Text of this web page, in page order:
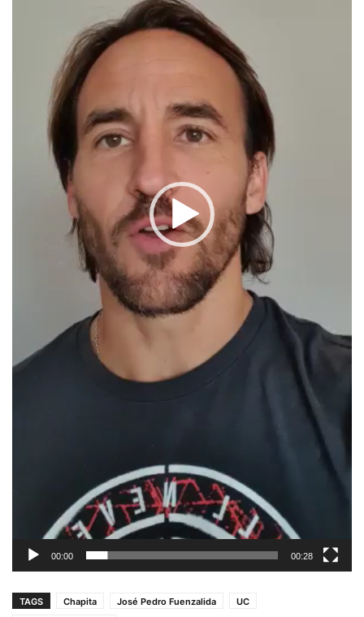
00:00 00:28
TAGS Chapita José Pedro Fuenzalida
UC